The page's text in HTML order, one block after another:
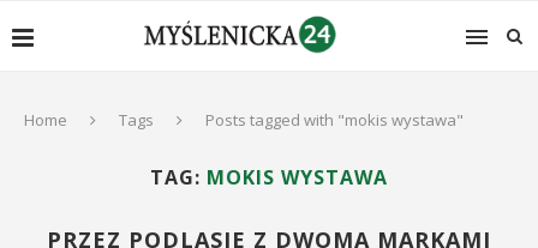
Home Tags Posts tagged with "mokis wystawa"
TAG: MOKIS WYSTAWA
PRZEZ PODLASIE Z DWOMA MARKAMI